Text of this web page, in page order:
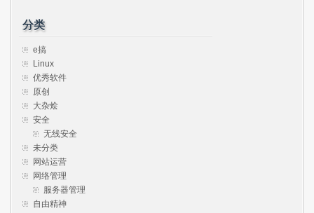
分类
e搞
Linux
优秀软件
原创
大杂烩
安全
无线安全
未分类
网站运营
网络管理
服务器管理
自由精神